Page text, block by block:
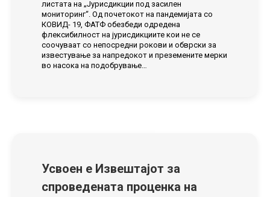
листата на „Јурисдикции под засилен
мониторинг“. Од почетокот на пандемијата со
КОВИД- 19, ФАТФ обезбеди одредена
флексибилност на јурисдикциите кои не се
соочуваат со непосредни рокови и обврски за
известување за напредокот и преземените мерки
во насока на подобрување…
Усвоен е Извештајот за
спроведената проценка на